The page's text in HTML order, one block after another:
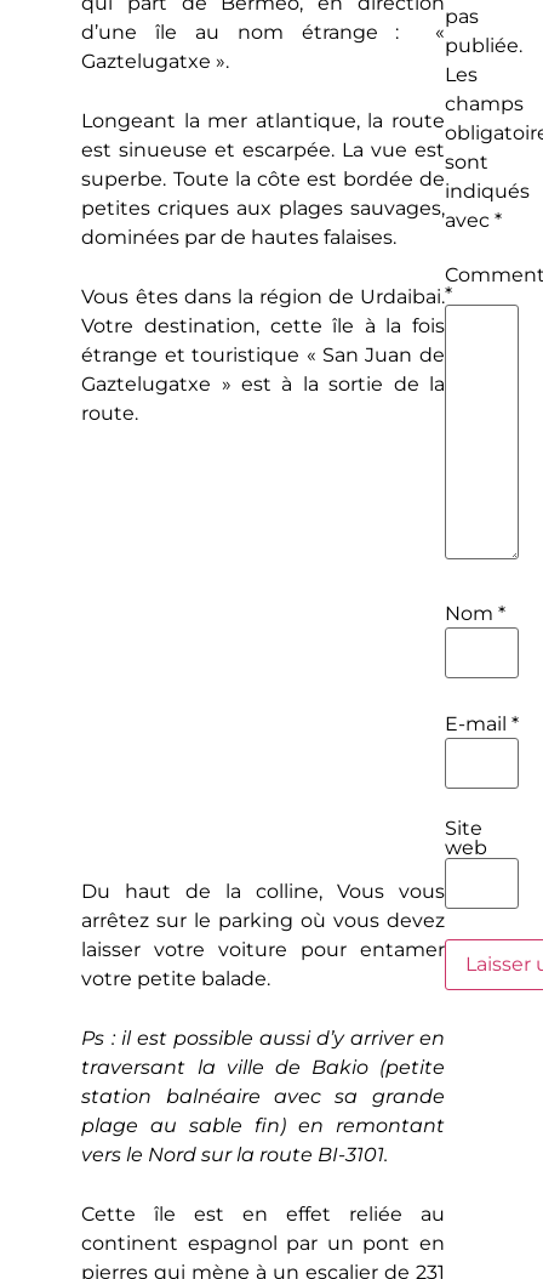
d’une île au nom étrange : «
Gaztelugatxe ».
Longeant la mer atlantique, la route
est sinueuse et escarpée. La vue est
superbe. Toute la côte est bordée de
petites criques aux plages sauvages,
dominées par de hautes falaises.
Vous êtes dans la région de Urdaibai.
Votre destination, cette île à la fois
étrange et touristique « San Juan de
Gaztelugatxe » est à la sortie de la
route.
Du haut de la colline, Vous vous
arrêtez sur le parking où vous devez
laisser votre voiture pour entamer
votre petite balade.
Ps : il est possible aussi d’y arriver en
traversant la ville de Bakio (petite
station balnéaire avec sa grande
plage au sable fin) en remontant
vers le Nord sur la route BI-3101.
Cette île est en effet reliée au
continent espagnol par un pont en
pierres qui mène à un escalier de 231
pas
publiée.
Les
champs
sont
indiqués
avec *
*
Nom *
E-mail *
Site
web